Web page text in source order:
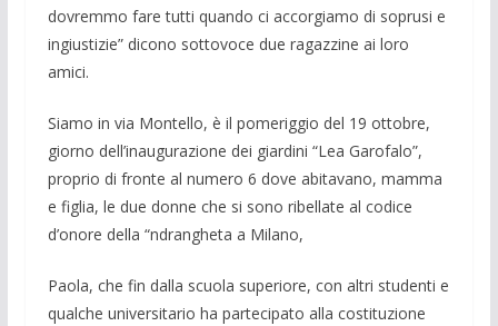
do­vremmo fare tutti quando ci accorgia­mo di soprusi e
ingiustizie” dicono sot­tovoce due ragazzine ai loro
amici.
Siamo in via Montello, è il pomeriggio del 19 ottobre,
giorno dell’inaugurazione dei giardini “Lea Garofalo”,
proprio di fronte al numero 6 dove abitavano, mam­ma
e figlia, le due donne che si sono ri­bellate al codice
d’onore della “ndran­gheta a Milano,
Paola, che fin dalla scuola superiore, con altri studenti e
qualche universitario ha partecipato alla costituzione